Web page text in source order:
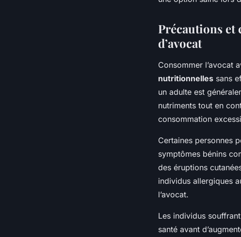
Précautions et
d’avocat
Consommer l’avocat
nutritionnelles sans
un adulte est
nutriments tout en
consommation
Certaines personnes
symptômes bénins
des éruptions
individus allergiques
l’avocat.
Les individus
santé avant